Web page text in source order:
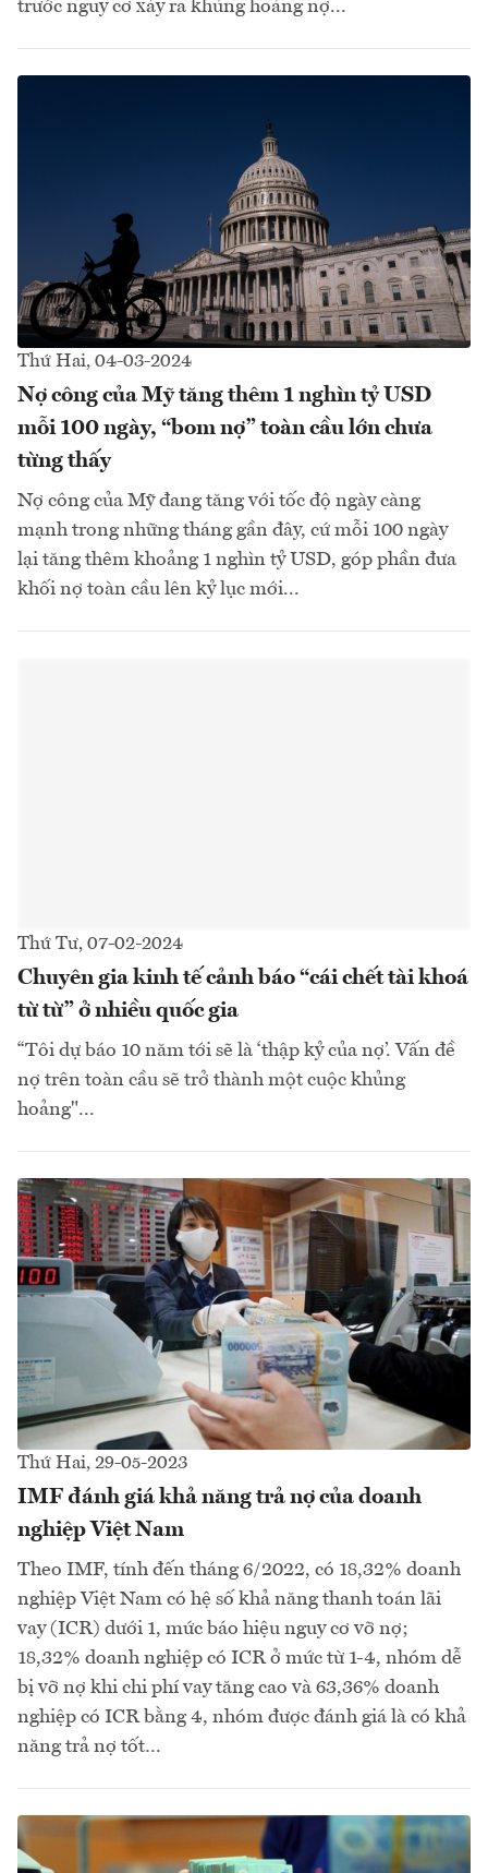
trước nguy cơ xảy ra khủng hoảng nợ...
Thứ Hai, 04-03-2024
Nợ công của Mỹ tăng thêm 1 nghìn tỷ USD
mỗi 100 ngày, “bom nợ” toàn cầu lớn chưa
từng thấy
Nợ công của Mỹ đang tăng với tốc độ ngày càng
mạnh trong những tháng gần đây, cứ mỗi 100 ngày
lại tăng thêm khoảng 1 nghìn tỷ USD, góp phần đưa
khối nợ toàn cầu lên kỷ lục mới...
Thứ Tư, 07-02-2024
Chuyên gia kinh tế cảnh báo “cái chết tài khoá
từ từ” ở nhiều quốc gia
“Tôi dự báo 10 năm tới sẽ là ‘thập kỷ của nợ’. Vấn đề
nợ trên toàn cầu sẽ trở thành một cuộc khủng
hoảng"...
Thứ Hai, 29-05-2023
IMF đánh giá khả năng trả nợ của doanh
nghiệp Việt Nam
Theo IMF, tính đến tháng 6/2022, có 18,32% doanh
nghiệp Việt Nam có hệ số khả năng thanh toán lãi
vay (ICR) dưới 1, mức báo hiệu nguy cơ vỡ nợ;
18,32% doanh nghiệp có ICR ở mức từ 1-4, nhóm dễ
bị vỡ nợ khi chi phí vay tăng cao và 63,36% doanh
nghiệp có ICR bằng 4, nhóm được đánh giá là có khả
năng trả nợ tốt…